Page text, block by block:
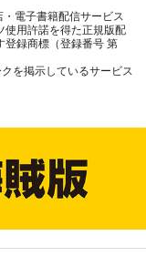
電子書籍配信サービス
使用許諾を得た正規版配
登録商標（登録番号 第
を掲示しているサービス